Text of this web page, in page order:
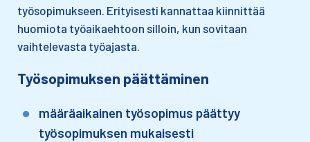
työsopimukseen. Erityisesti kannattaa kiinnittää
huomiota työaikaehtoon silloin, kun sovitaan
vaihtelevasta työajasta.
Työsopimuksen päättäminen
määräaikainen työsopimus päättyy
työsopimuksen mukaisesti